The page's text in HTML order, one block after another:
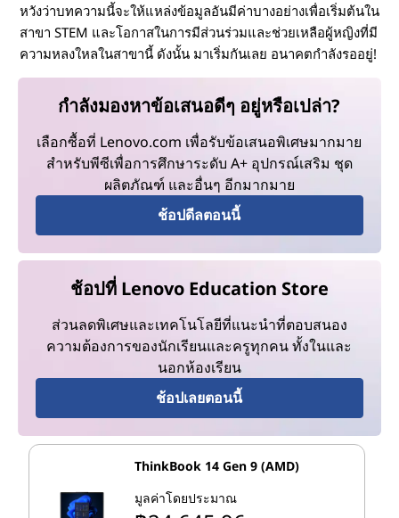
หวังว่าบทความนี้จะให้แหล่งข้อมูลอันมีค่าบางอย่างเพื่อเริ่มต้นใน
สาขา STEM และโอกาสในการมีส่วนร่วมและช่วยเหลือผู้หญิงที่มี
ความหลงใหลในสาขานี้ ดังนั้น มาเริ่มกันเลย อนาคตกำลังรออยู่!
กำลังมองหาข้อเสนอดีๆ อยู่หรือเปล่า?
เลือกซื้อที่ Lenovo.com เพื่อรับข้อเสนอพิเศษมากมาย
สำหรับพีซีเพื่อการศึกษาระดับ A+ อุปกรณ์เสริม ชุด
ผลิตภัณฑ์ และอื่นๆ อีกมากมาย
ช้อปดีลตอนนี้
ช้อปที่ Lenovo Education Store
ส่วนลดพิเศษและเทคโนโลยีที่แนะนำที่ตอบสนอง
ความต้องการของนักเรียนและครูทุกคน ทั้งในและ
นอกห้องเรียน
ช้อปเลยตอนนี้
ThinkBook 14 Gen 9 (AMD)
มูลค่าโดยประมาณ